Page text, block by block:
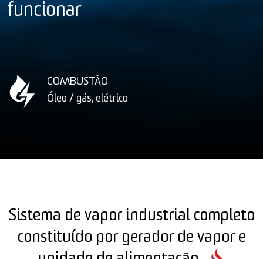
funcionar
COMBUSTÃO
Óleo / gás, elétrico
Sistema de vapor industrial completo
constituído por gerador de vapor e